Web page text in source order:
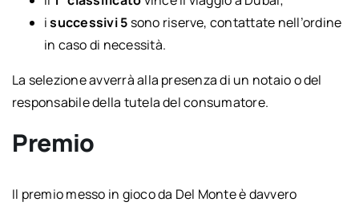
isuccessivi 5 sono riserve, contattate nell’ordine
in caso di necessità.
La selezione avverrà alla presenza di un notaio o del
responsabile della tutela del consumatore.
Premio
Il premio messo in gioco da Del Monte è davvero